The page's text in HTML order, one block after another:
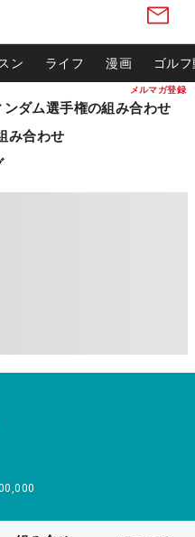
メルマガ登録
ン ライフ 漫画 ゴル
ダム選手権の組み合わせ
み合わせ